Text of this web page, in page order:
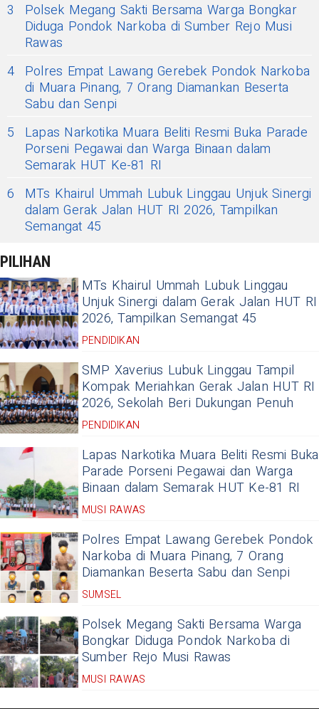
3
Polsek Megang Sakti Bersama Warga Bongkar
Diduga Pondok Narkoba di Sumber Rejo Musi
Rawas
4 Polres Empat Lawang Gerebek Pondok Narkoba
di Muara Pinang, 7 Orang Diamankan Beserta
Sabu dan Senpi
5
Lapas Narkotika Muara Beliti Resmi Buka Parade
Porseni Pegawai dan Warga Binaan dalam
Semarak HUT Ke-81 RI
6
MTs Khairul Ummah Lubuk Linggau Unjuk Sinergi
dalam Gerak Jalan HUT RI 2026, Tampilkan
Semangat 45
PILIHAN
MTs Khairul Ummah Lubuk Linggau
Unjuk Sinergi dalam Gerak Jalan HUT RI
2026, Tampilkan Semangat 45
PENDIDIKAN
SMP Xaverius Lubuk Linggau Tampil
Kompak Meriahkan Gerak Jalan HUT RI
2026, Sekolah Beri Dukungan Penuh
PENDIDIKAN
Lapas Narkotika Muara Beliti Resmi Buka
Parade Porseni Pegawai dan Warga
Binaan dalam Semarak HUT Ke-81 RI
MUSI RAWAS
Polres Empat Lawang Gerebek Pondok
Narkoba di Muara Pinang, 7 Orang
Diamankan Beserta Sabu dan Senpi
SUMSEL
Polsek Megang Sakti Bersama Warga
Bongkar Diduga Pondok Narkoba di
Sumber Rejo Musi Rawas
MUSI RAWAS